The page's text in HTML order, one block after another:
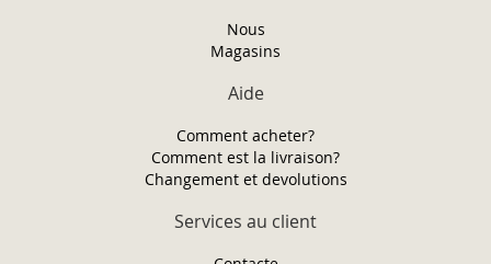
Nous
Magasins
Aide
Comment acheter?
Comment est la livraison?
Changement et devolutions
Services au client